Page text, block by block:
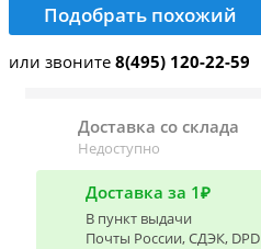
Подобрать похожий
или звоните 8(495) 120-22-59
Доставка со склада
Недоступно
Доставка за 1₽
В пункт выдачи
Почты России, СДЭК, DPD